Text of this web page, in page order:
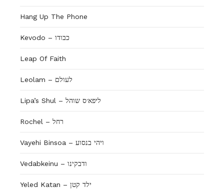
Hang Up The Phone
Kevodo – כבודו
Leap Of Faith
Leolam – לעולם
Lipa’s Shul – ליפא׳ס שוהל
Rochel – רחל
Vayehi Binsoa – ויהי בנסוע
Vedabkeinu – ודבקינו
Yeled Katan – ילד קטן